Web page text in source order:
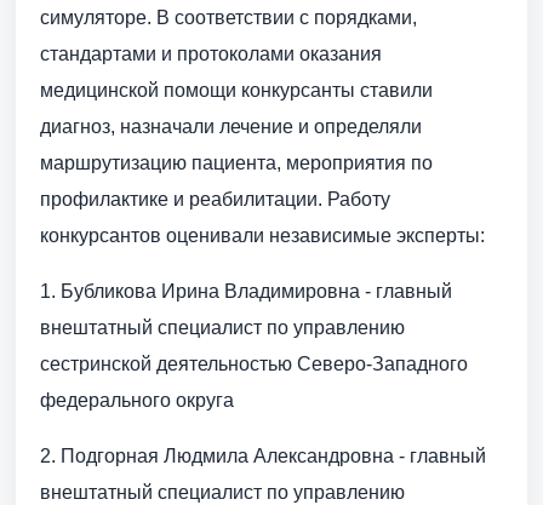
симуляторе. В соответствии с порядками,
стандартами и протоколами оказания
медицинской помощи конкурсанты ставили
диагноз, назначали лечение и определяли
маршрутизацию пациента, мероприятия по
профилактике и реабилитации. Работу
конкурсантов оценивали независимые эксперты:
1. Бубликова Ирина Владимировна - главный
внештатный специалист по управлению
сестринской деятельностью Северо-Западного
федерального округа
2. Подгорная Людмила Александровна - главный
внештатный специалист по управлению